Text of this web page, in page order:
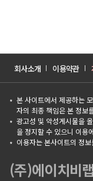
회사소개 이용약관
본 사이트에서 제공하는
자의 최종 책임은 본 정보
광고성 및 악성게시물을
을 정지할 수 있으니 이용
이용자는 본사이트의 정
(주)에이치비랩